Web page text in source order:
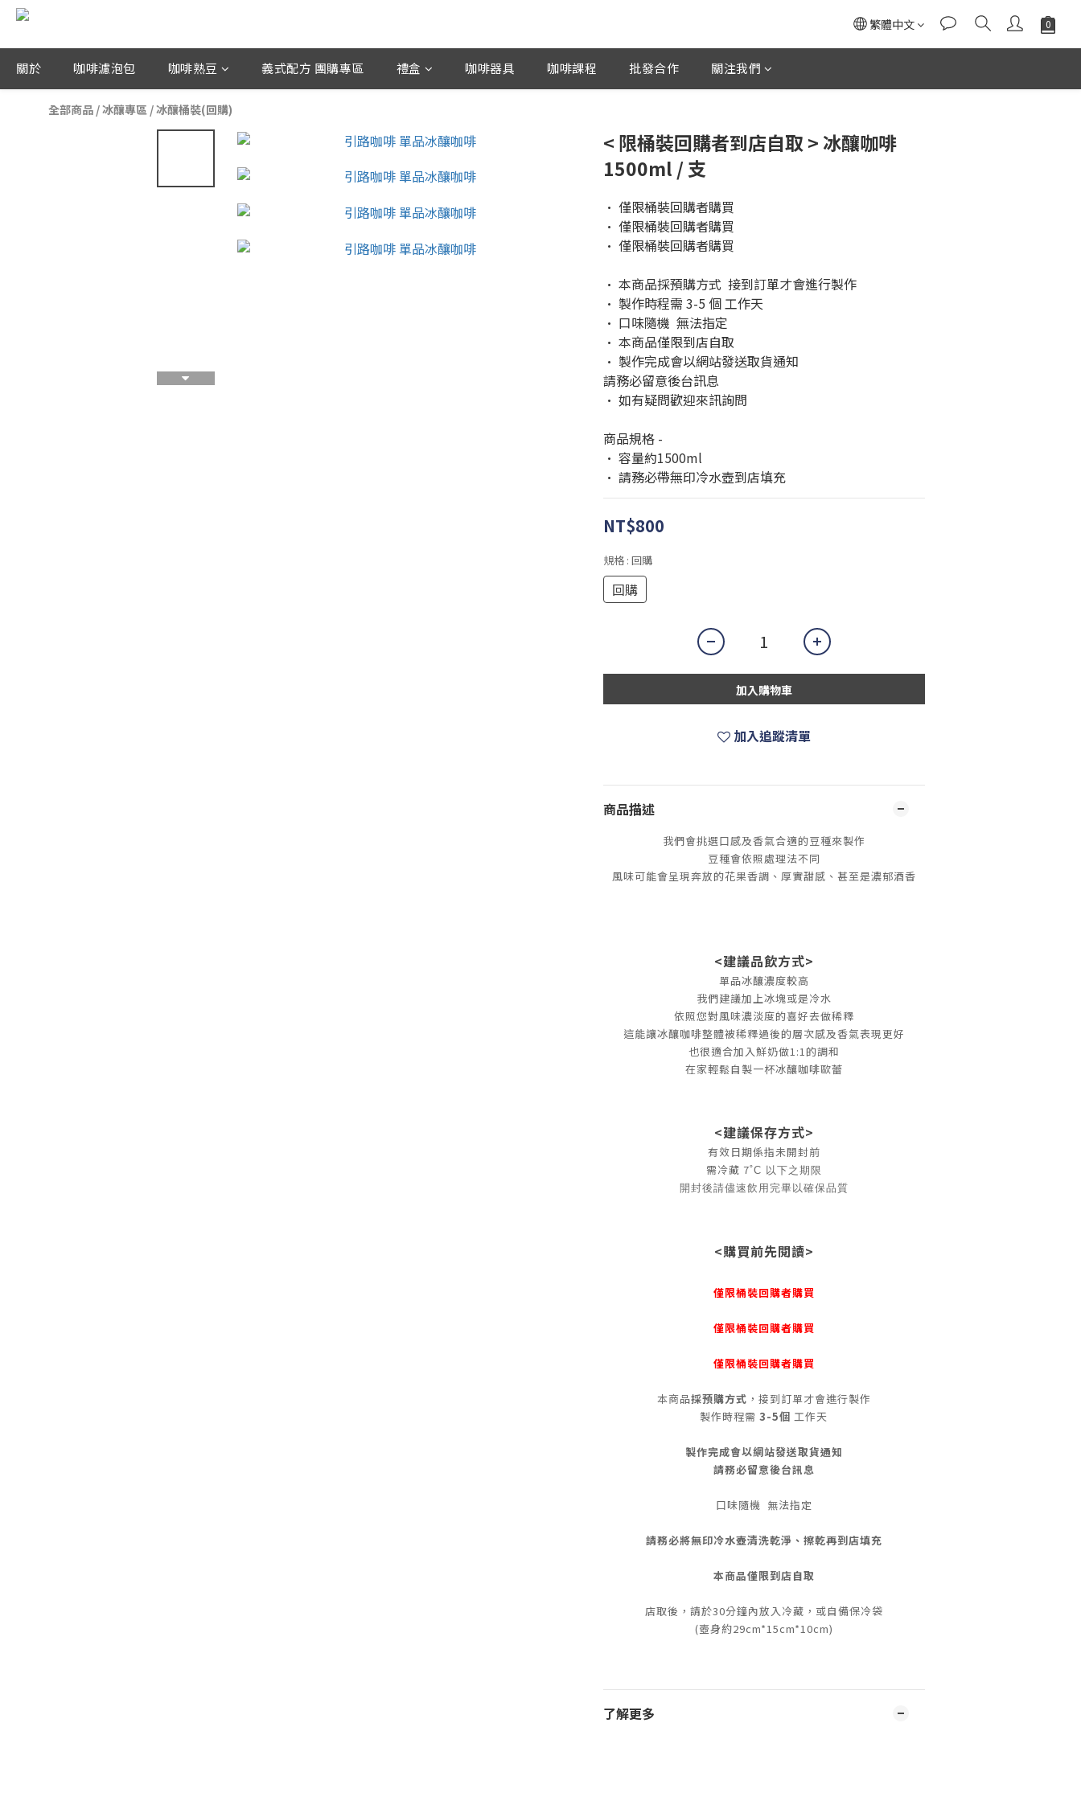
繁體中文
關於 咖啡濾泡包 咖啡熟豆 義式配方 團購專區 禮盒 咖啡器具 咖啡課程 批發合作 關注我們
全部商品 /冰釀專區 /冰釀桶裝(回購)
< 限桶裝回購者到店自取 > 冰釀咖啡
1500ml / 支
· 僅限桶裝回購者購買
· 僅限桶裝回購者購買
· 僅限桶裝回購者購買
· 本商品採預購方式  接到訂單才會進行製作
· 製作時程需 3-5 個 工作天
· 口味隨機  無法指定
· 本商品僅限到店自取
· 製作完成會以網站發送取貨通知
請務必留意後台訊息
· 如有疑問歡迎來訊詢問
商品規格 -
· 容量約1500ml
· 請務必帶無印冷水壺到店填充
NT$800
規格 : 回購
回購
加入購物車
加入追蹤清單
商品描述
我們會挑選口感及香氣合適的豆種來製作
豆種會依照處理法不同
風味可能會呈現奔放的花果香調、厚實甜感、甚至是濃郁酒香
<建議品飲方式>
單品冰釀濃度較高
我們建議加上冰塊或是冷水
依照您對風味濃淡度的喜好去做稀釋
這能讓冰釀咖啡整體被稀釋過後的層次感及香氣表現更好
也很適合加入鮮奶做1:1的調和
在家輕鬆自製一杯冰釀咖啡歐蕾
<建議保存方式>
有效日期係指未開封前
需冷藏 7˚C 以下之期限
開封後請儘速飲用完畢以確保品質
<購買前先閱讀>
僅限桶裝回購者購買
僅限桶裝回購者購買
僅限桶裝回購者購買
本商品採預購方式 ，接到訂單才會進行製作
製作時程需 3-5個 工作天
製作完成會以網站發送取貨通知
請務必留意後台訊息
口味隨機 無法指定
請務必將無印冷水壺清洗乾淨、擦乾再到店填充
本商品僅限到店自取
店取後，請於30分鐘內放入冷藏，或自備保冷袋
(壺身約29cm*15cm*10cm)
了解更多